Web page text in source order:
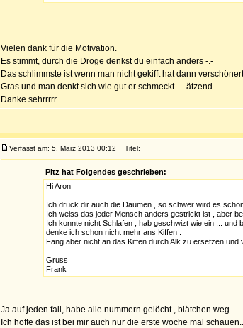
Vielen dank für die Motivation.
Es stimmt, durch die Droge denkst du einfach anders -.-
Das schlimmste ist wenn man nicht gekifft hat dann
Gras und man denkt sich wie gut er schmeckt -.- ätzend.
Danke sehrrrrr
Verfasst am: 5. März 2013 00:12 Titel:
Pitz hat Folgendes geschrieben:
Hi Aron
Ich drück dir auch die Daumen , so schwer wird es
Ich weiss das jeder Mensch anders gestrickt ist , aber
Ich konnte nicht Schlafen , hab geschwizt wie ein ... und
denke ich schon nicht mehr ans Kiffen .
Fang aber nicht an das Kiffen durch Alk zu ersetzen
Gruss
Frank
Ja auf jeden fall, habe alle nummern gelöcht , blätchen weg
Ich hoffe das ist bei mir auch nur die erste woche mal schauen..